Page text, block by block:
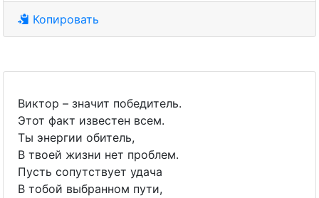
Копировать
Виктор – значит победитель.
Этот факт известен всем.
Ты энергии обитель,
В твоей жизни нет проблем.
Пусть сопутствует удача
В тобой выбранном пути,